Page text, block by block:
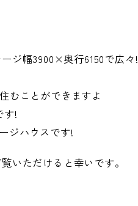
ジ幅3900×奥行6150で広々!
むことができますよ
す!
ジハウスです!
いただけると幸いです。